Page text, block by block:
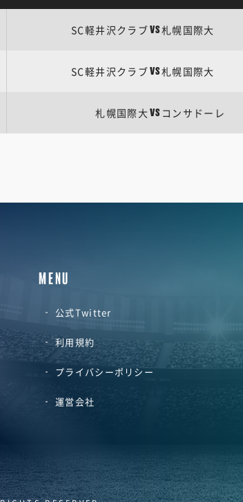
SC軽井沢クラブVS札幌国際大
SC軽井沢クラブVS札幌国際大
札幌国際大 VS コンサドーレ
MENU
公式Twitter
利用規約
プライバシーポリシー
運営会社